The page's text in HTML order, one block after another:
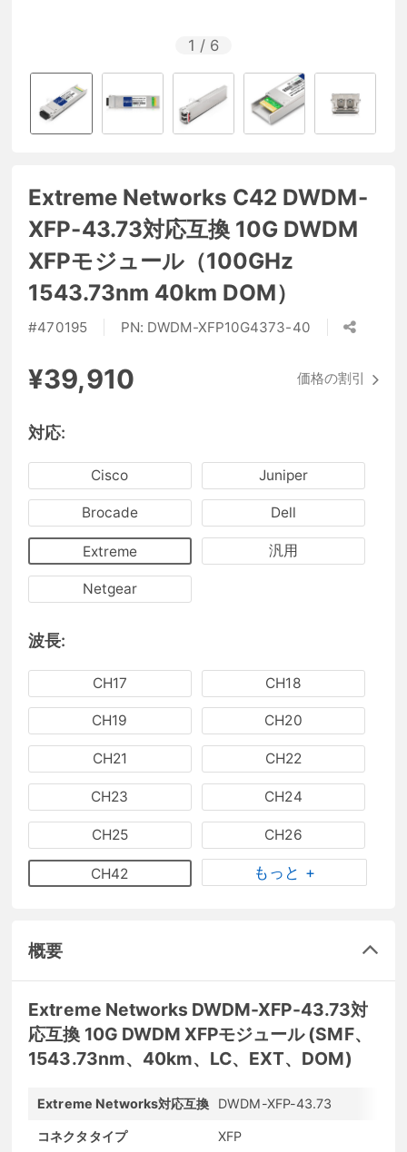
1 / 6
Extreme Networks C42 DWDM-
XFP-43.73対応互換 10G DWDM
XFPモジュール（100GHz
1543.73nm 40km DOM）
#470195 PN: DWDM-XFP10G4373-40
¥39,910 価格の割引
対応:
Cisco Juniper
Brocade Dell
Extreme 汎用
Netgear
波長:
CH17 CH18
CH19 CH20
CH21 CH22
CH23 CH24
CH25 CH26
CH42 もっと +
概要
Extreme Networks DWDM-XFP-43.73対
応互換 10G DWDM XFPモジュール (SMF、
1543.73nm、40km、LC、EXT、DOM)
Extreme Networks対応互換 DWDM-XFP-43.73
コネクタタイプ XFP